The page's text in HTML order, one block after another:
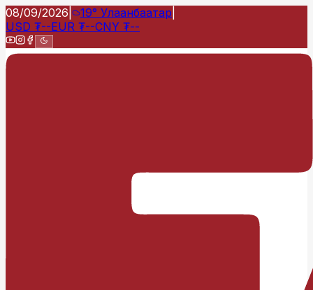
08/09/2026 19° Улаанбаатар
USD ₮--EUR ₮--CNY ₮--